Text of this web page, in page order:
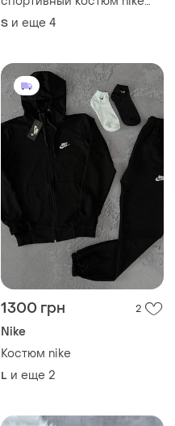
шорты + футболка найк s /
m / l / xl / xxl
S и еще 4
1300 грн 2
Nike
Костюм nike
L и еще 2